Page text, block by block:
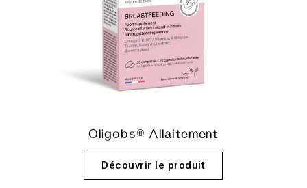
Oligobs® Allaitement
Découvrir le produit